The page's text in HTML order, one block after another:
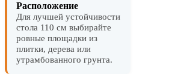
Расположение
Для лучшей устойчивости
стола 110 см выбирайте
ровные площадки из
плитки, дерева или
утрамбованного грунта.